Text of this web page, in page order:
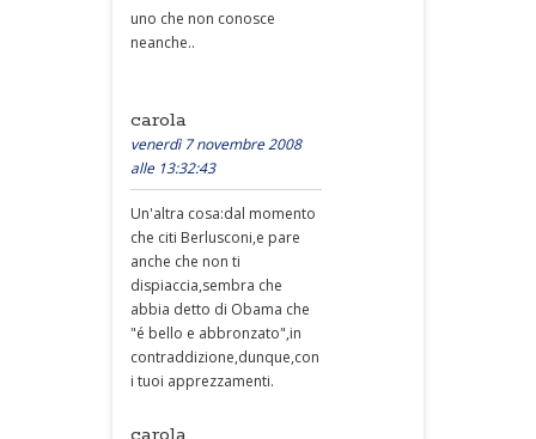
uno che non conosce
neanche..
carola
venerdì 7 novembre 2008
alle 13:32:43
Un'altra cosa:dal momento
che citi Berlusconi,e pare
anche che non ti
dispiaccia,sembra che
abbia detto di Obama che
"é bello e abbronzato",in
contraddizione,dunque,con
i tuoi apprezzamenti.